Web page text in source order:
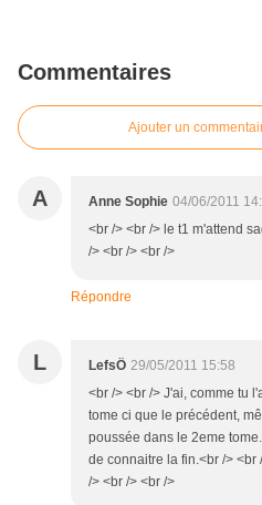
Commentaires
Ajouter un
A Anne Sophie 04/06/2011
<br /> <br /> le t1 m'attend
/> <br /> <br />
Répondre
L LefsÖ 29/05/2011 15:58
<br /> <br /> J'ai, comme tu
tome ci que le précédent,
poussée dans le 2eme
de connaitre la fin.<br /> <br
/> <br /> <br />